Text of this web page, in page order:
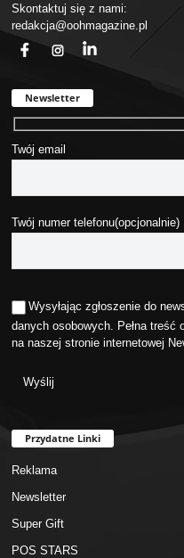
Skontaktuj się z nami:
redakcja@oohmagazine.pl
Newsletter
Twój email
Twój numer telefonu(opcjonalnie)
Wysyłając zgłoszenie do
danych osobowych. Pełna treść
na naszej stronie internetowej
Przydatne Linki
Reklama
Newsletter
Super Gift
POS STARS